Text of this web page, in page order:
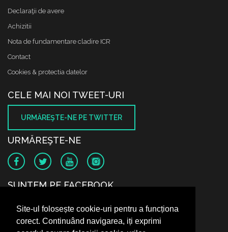
Site-ul folosește cookie-uri pentru a funcționa
corect. Continuând navigarea, iți exprimi
Declaraţii de avere
Achizitii
Nota de fundamentare cladire ICR
Contact
Cookies & protectia datelor
CELE MAI NOI TWEET-URI
URMĂREŞTE-NE PE TWITTER
URMĂREŞTE-NE
SUNTEM PE FACEBOOK